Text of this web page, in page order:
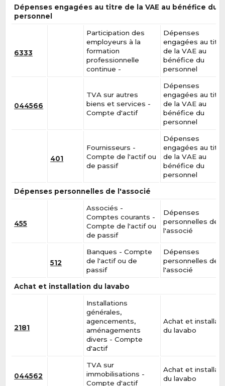
Dépenses engagées au titre de la VAE au bénéfice du
personnel
6333
Participation des
employeurs à la
formation
professionnelle
continue -
Dépenses
engagées au titre
de la VAE au
bénéfice du
personnel
044566
TVA sur autres
biens et services -
Compte d'actif
Dépenses
engagées au titre
de la VAE au
bénéfice du
personnel
401
Fournisseurs -
Compte de l'actif ou
de passif
Dépenses
engagées au titre
de la VAE au
bénéfice du
personnel
Dépenses personnelles de l'associé
455
Associés -
Comptes courants -
Compte de l'actif ou
de passif
Dépenses
personnelles de
l'associé
512
Banques - Compte
de l'actif ou de
passif
Dépenses
personnelles de
l'associé
Achat et installation du lavabo
2181
Installations
générales,
agencements,
aménagements
divers - Compte
d'actif
Achat et
du lavabo
044562
TVA sur
immobilisations -
Compte d'actif
Achat et
du lavabo